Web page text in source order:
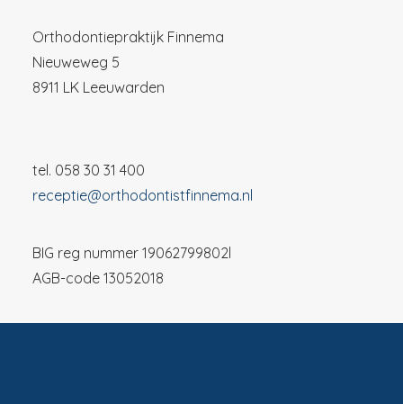
Orthodontiepraktijk Finnema
Nieuweweg 5
8911 LK Leeuwarden
tel. 058 30 31 400
receptie@orthodontistfinnema.nl
BIG reg nummer 19062799802l
AGB-code 13052018